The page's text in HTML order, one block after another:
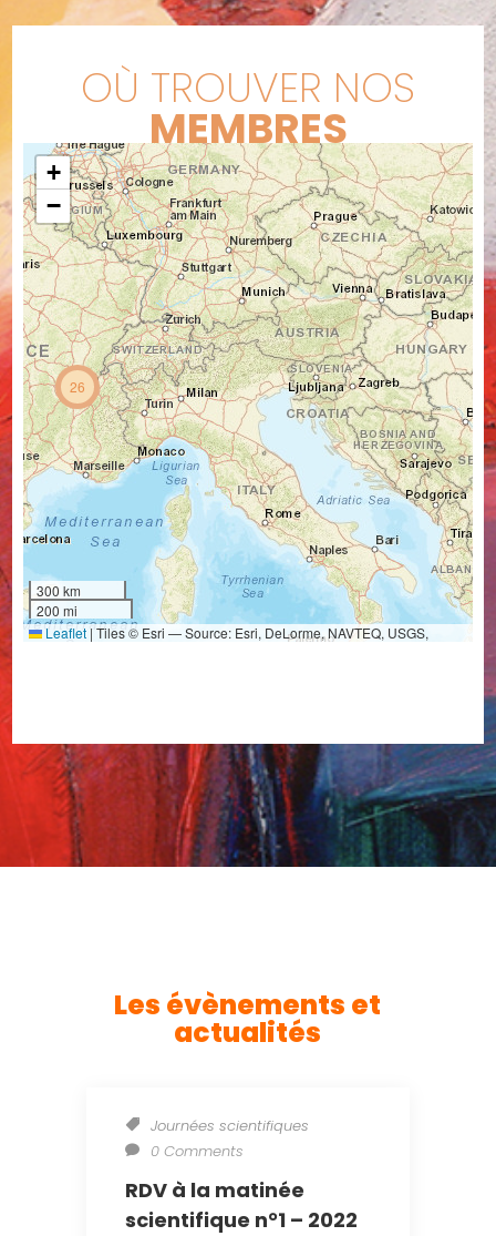
OÙ TROUVER NOS
MEMBRES
26
+
−
300 km
200 mi
Leaflet | Tiles © Esri — Source: Esri, DeLorme, NAVTEQ, USGS,
Les évènements et
actualités
Journées scientifiques
0 Comments
RDV à la matinée
scientifique n°1 – 2022